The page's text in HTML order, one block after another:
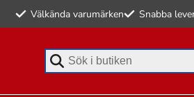
Välkända varumärken Snabba
Börja skriva för att